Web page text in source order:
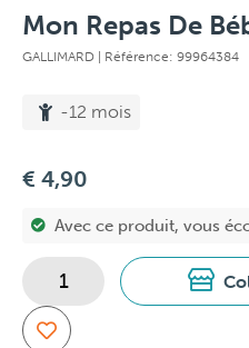
Mon Repas De
GALLIMARD | Référence: 99964384
-12 mois
€ 4,90
Avec ce produit, vous